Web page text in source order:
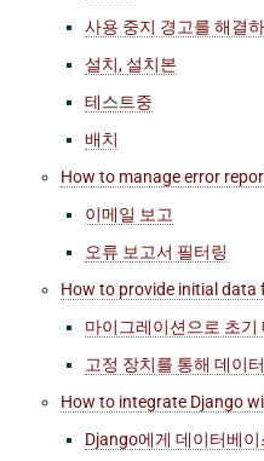
사용 중지 경고를 해결
설치, 설치본
테스트중
배치
How to manage error
이메일 보고
오류 보고서 필터링
How to provide initial data
마이그레이션으로 초기
고정 장치를 통해 데이
How to integrate Django
Django에게 데이터베